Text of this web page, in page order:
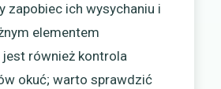
zapobiec ich wysychaniu i
elementem
również kontrola
okuć; warto sprawdzić